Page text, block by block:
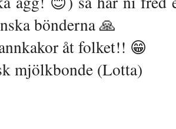
bönderna 🙏
åt folket!! 😁
mjölkbonde (Lotta)